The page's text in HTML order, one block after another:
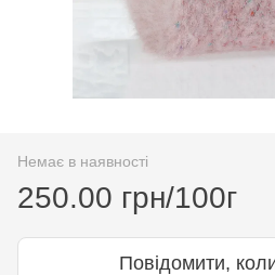
Немає в наявності
250.00 грн/100г
Повідомити,